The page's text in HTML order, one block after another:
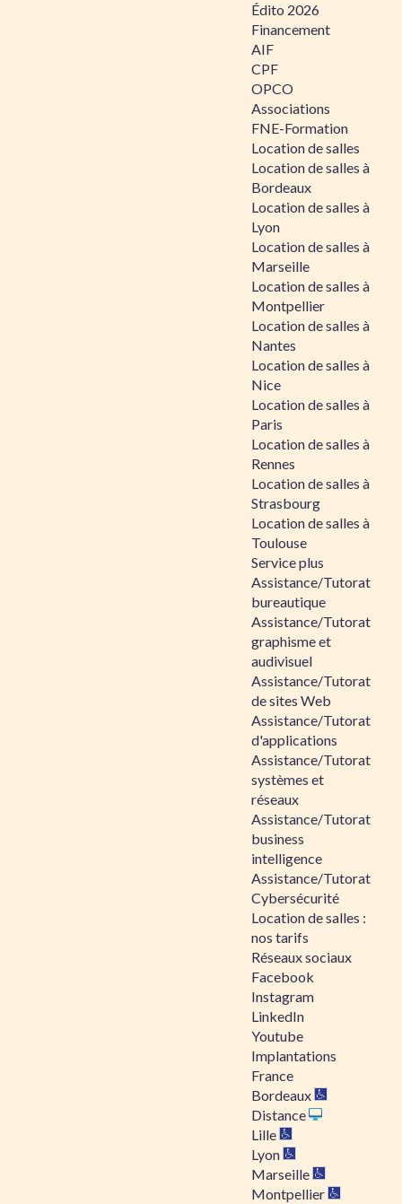
Édito 2026
Financement
AIF
CPF
OPCO
Associations
FNE-Formation
Location de salles
Location de salles à
Bordeaux
Location de salles à
Lyon
Location de salles à
Marseille
Location de salles à
Montpellier
Location de salles à
Nantes
Location de salles à
Nice
Location de salles à
Paris
Location de salles à
Rennes
Location de salles à
Strasbourg
Location de salles à
Toulouse
Service plus
Assistance/Tutorat
bureautique
Assistance/Tutorat
graphisme et
audivisuel
Assistance/Tutorat
de sites Web
Assistance/Tutorat
d'applications
Assistance/Tutorat
systèmes et
réseaux
Assistance/Tutorat
business
intelligence
Assistance/Tutorat
Cybersécurité
Location de salles :
nos tarifs
Réseaux sociaux
Facebook
Instagram
LinkedIn
Youtube
Implantations
France
Bordeaux
Distance
Lille
Lyon
Marseille
Montpellier